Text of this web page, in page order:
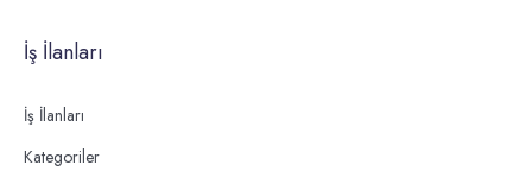
İş İlanları
İş İlanları
Kategoriler